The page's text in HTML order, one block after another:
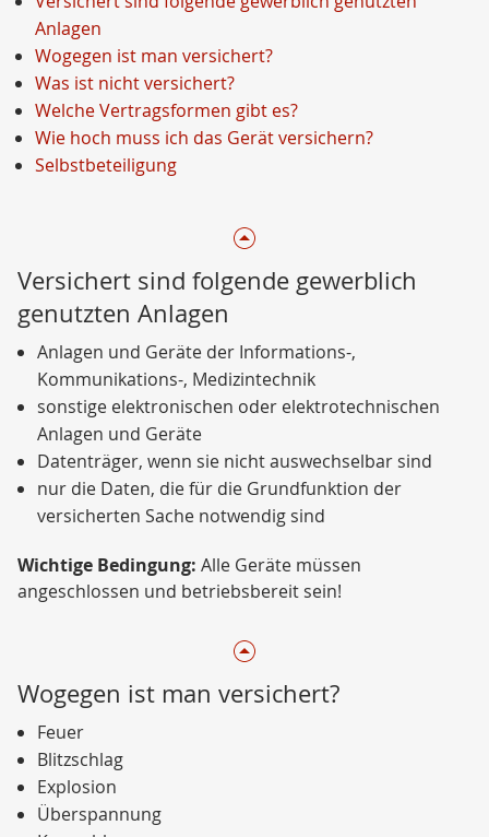
Anlagen
Wogegen ist man versichert?
Was ist nicht versichert?
Welche Vertragsformen gibt es?
Wie hoch muss ich das Gerät versichern?
Selbstbeteiligung
Versichert sind folgende gewerblich
genutzten Anlagen
Anlagen und Geräte der Informations-,
Kommunikations-, Medizintechnik
sonstige elektronischen oder elektrotechnischen
Anlagen und Geräte
Datenträger, wenn sie nicht auswechselbar sind
nur die Daten, die für die Grundfunktion der
versicherten Sache notwendig sind
Wichtige Bedingung: Alle Geräte müssen
angeschlossen und betriebsbereit sein!
Wogegen ist man versichert?
Feuer
Blitzschlag
Explosion
Überspannung